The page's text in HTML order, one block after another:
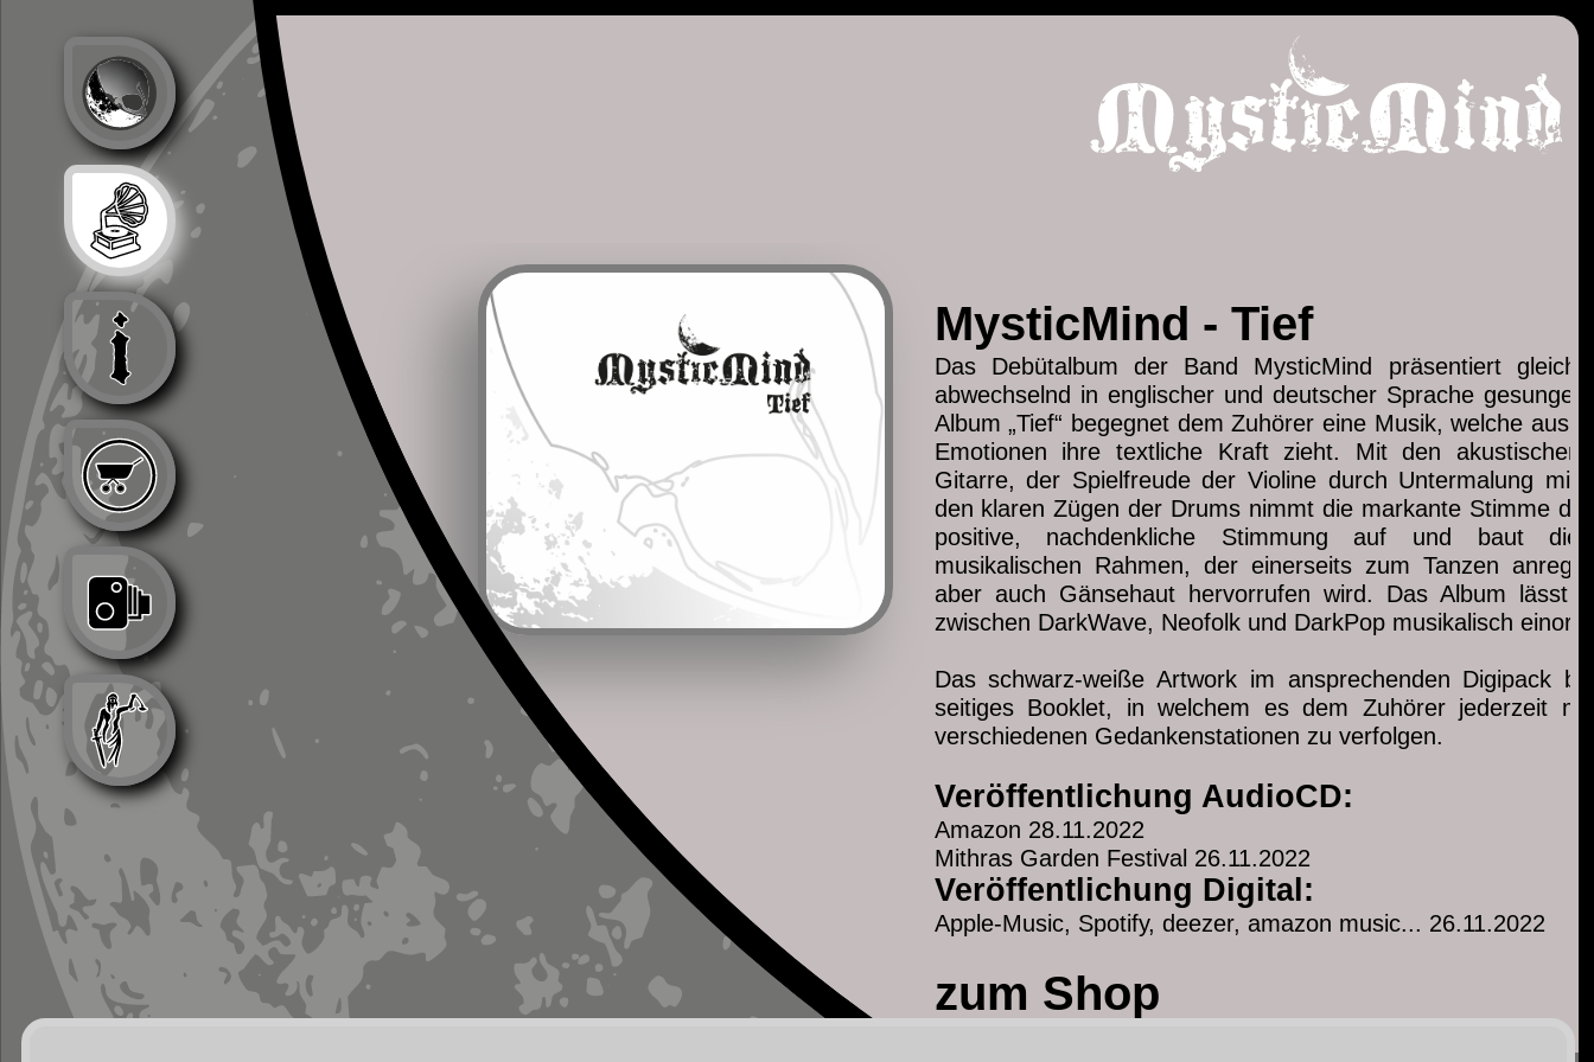
MysticMind - Tief
Das Debütalbum der Band MysticMind präsentiert
abwechselnd in englischer und deutscher Sprache
Album „Tief“ begegnet dem Zuhörer eine Musik, welche aus
Emotionen ihre textliche Kraft zieht. Mit den akustischen
Gitarre, der Spielfreude der Violine durch Untermalung mit
den klaren Zügen der Drums nimmt die markante Stimme
positive, nachdenkliche Stimmung auf und baut
musikalischen Rahmen, der einerseits zum Tanzen
aber auch Gänsehaut hervorrufen wird. Das Album lässt
zwischen DarkWave, Neofolk und DarkPop musikalisch
Das schwarz-weiße Artwork im ansprechenden Digipack
seitiges Booklet, in welchem es dem Zuhörer jederzeit
verschiedenen Gedankenstationen zu verfolgen.
Veröffentlichung AudioCD:
Amazon 28.11.2022
Mithras Garden Festival 26.11.2022
Veröffentlichung Digital:
Apple-Music, Spotify, deezer, amazon music... 26.11.2022
zum Shop